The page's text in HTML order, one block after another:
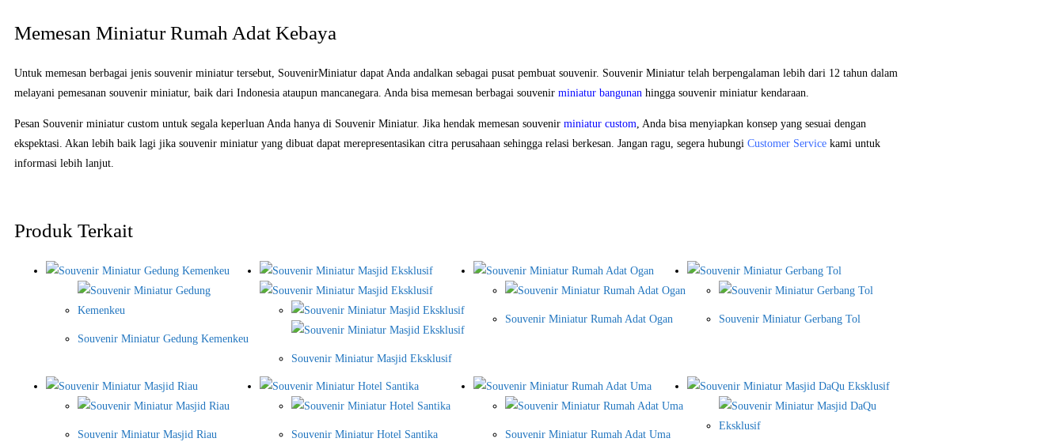
Memesan Miniatur Rumah Adat Kebaya
Untuk memesan berbagai jenis souvenir miniatur tersebut, SouvenirMiniatur dapat Anda andalkan sebagai pusat pembuat souvenir. Souvenir Miniatur telah berpengalaman lebih dari 12 tahun dalam
melayani pemesanan souvenir miniatur, baik dari Indonesia ataupun mancanegara. Anda bisa memesan berbagai souvenir miniatur bangunan hingga souvenir miniatur kendaraan.
Pesan Souvenir miniatur custom untuk segala keperluan Anda hanya di Souvenir Miniatur. Jika hendak memesan souvenir miniatur custom, Anda bisa menyiapkan konsep yang sesuai dengan
ekspektasi. Akan lebih baik lagi jika souvenir miniatur yang dibuat dapat merepresentasikan citra perusahaan sehingga relasi berkesan. Jangan ragu, segera hubungi Customer Service kami untuk
informasi lebih lanjut.
Produk Terkait
Souvenir Miniatur Gedung Kemenkeu
Souvenir Miniatur Masjid Eksklusif
Souvenir Miniatur Rumah Adat Ogan Souvenir Miniatur Gerbang Tol
Souvenir Miniatur Masjid Riau Souvenir Miniatur Hotel Santika
Souvenir Miniatur Rumah Adat Uma